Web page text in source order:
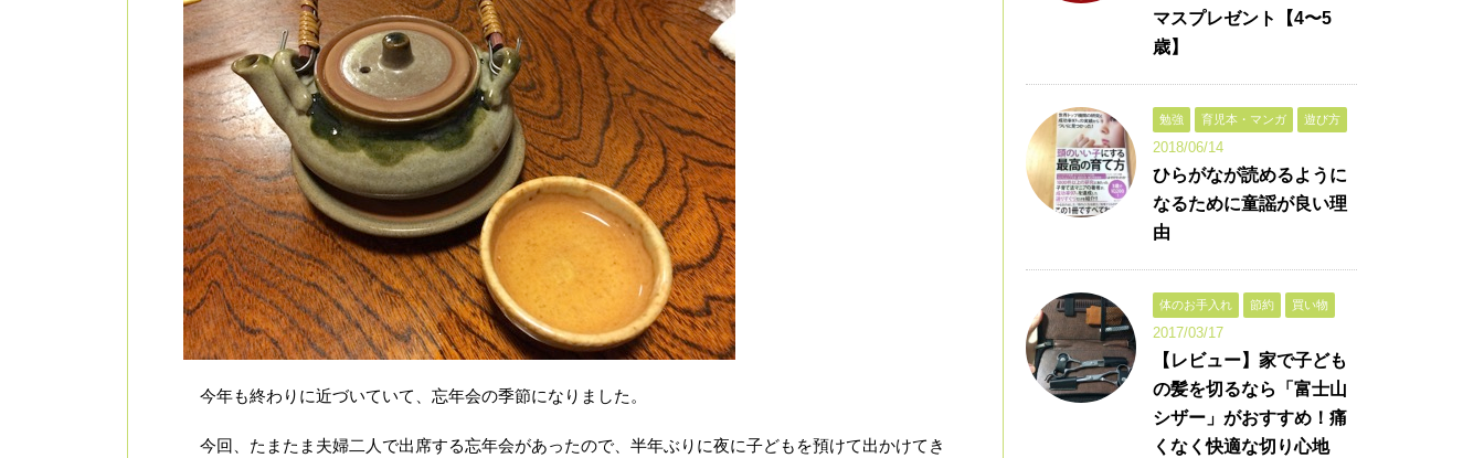
今年も終わりに近づいていて、忘年会の季節になりました。
今回、たまたま夫婦二人で出席する忘年会があったので、半年ぶりに夜に子どもを預けて出かけてき
マスプレゼント【4〜5
歳】
勉強 育児本・マンガ 遊び方
2018/06/14
ひらがなが読めるように
なるために童謡が良い理
由
体のお手入れ 節約 買い物
2017/03/17
【レビュー】家で子ども
の髪を切るなら「富士山
シザー」がおすすめ！痛
くなく快適な切り心地